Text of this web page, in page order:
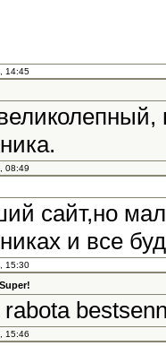
14:45
08:49
сайт,но
и все
15:30
Super!
rabota
15:46